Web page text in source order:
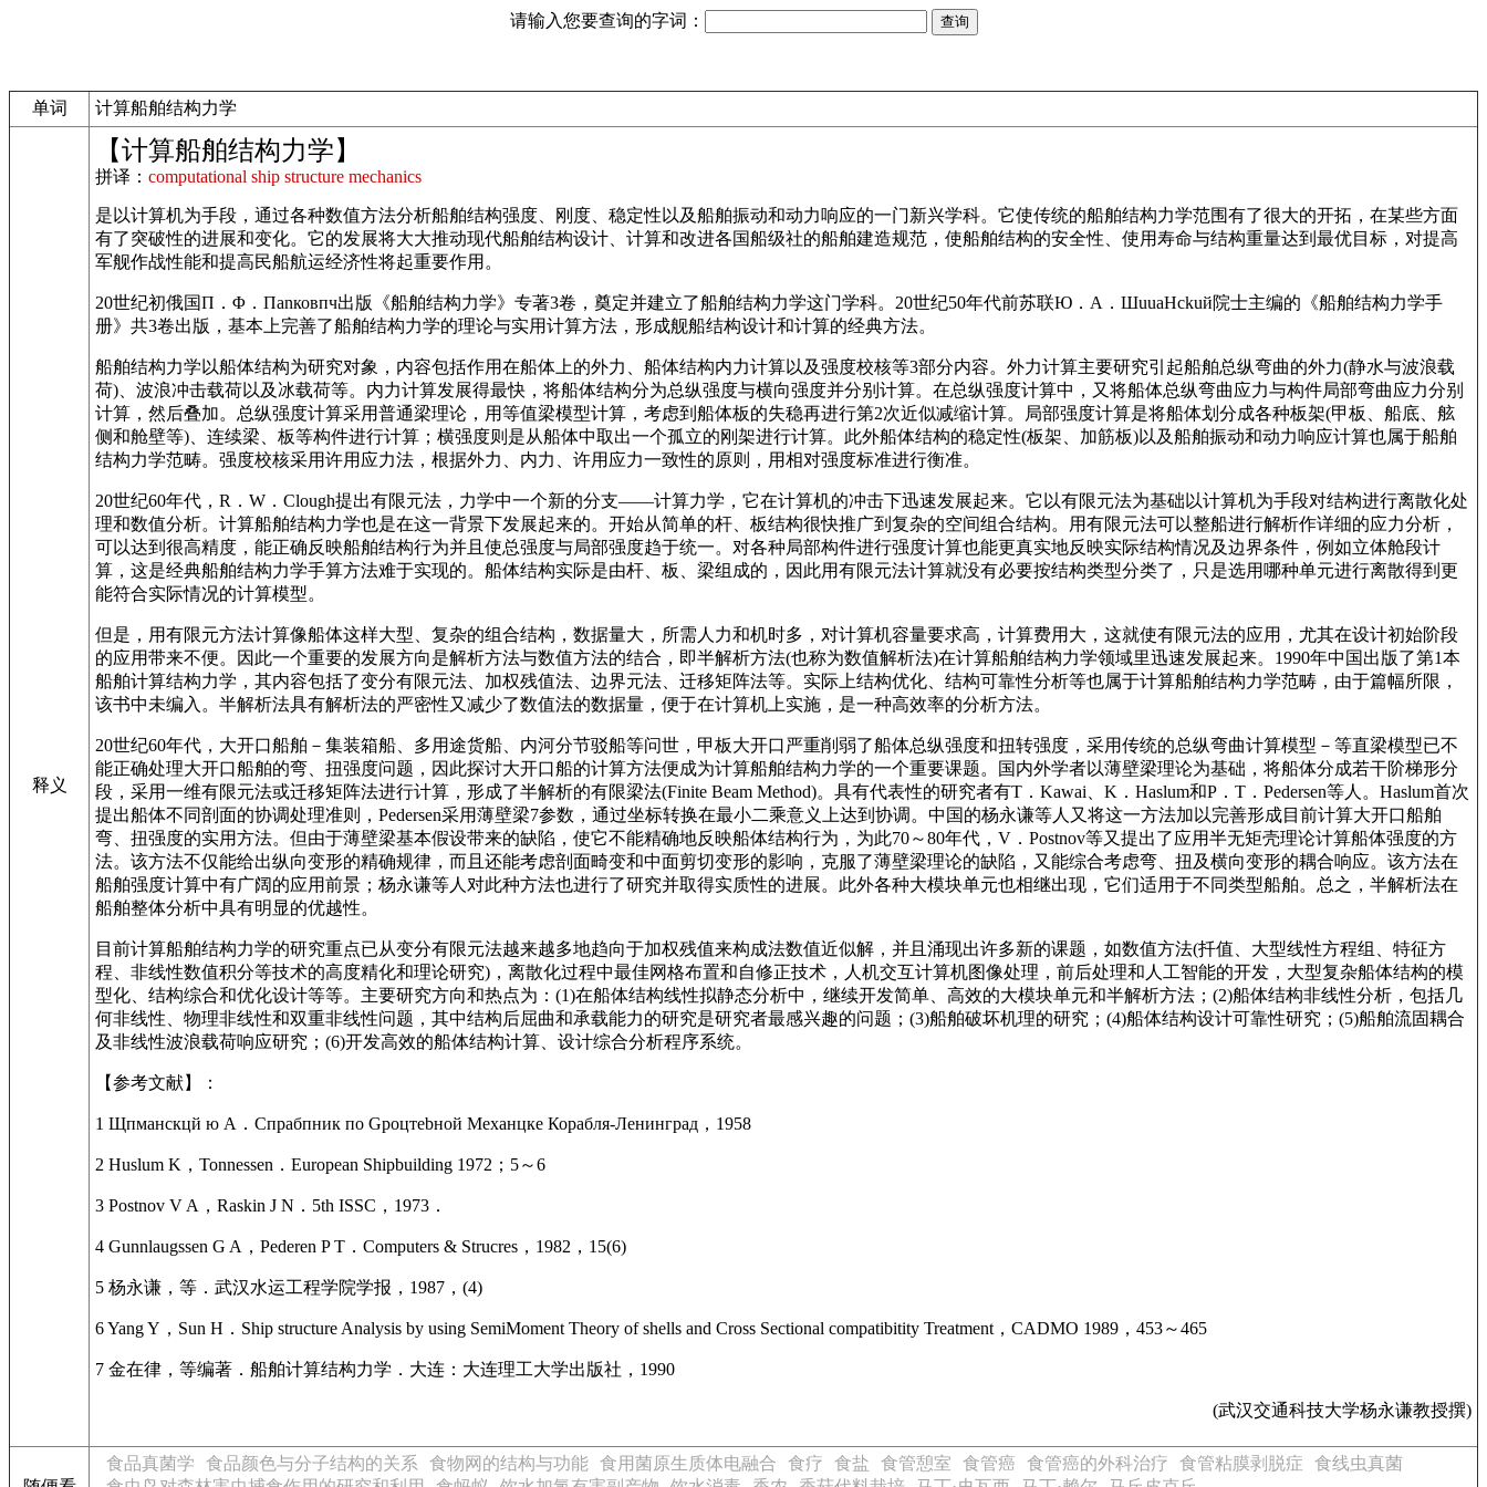
请输入您要查询的字词：
单词 计算船舶结构力学
释义
【计算船舶结构力学】
拼译： computational ship structure mechanics
是以计算机为手段，通过各种数值方法分析船舶结构强度、刚度、稳定性以及船舶振动和动力响应的一门新兴学科。它使传统的船舶结构力学范围有了很大的开拓，在某些方面
有了突破性的进展和变化。它的发展将大大推动现代船舶结构设计、计算和改进各国船级社的船舶建造规范，使船舶结构的安全性、使用寿命与结构重量达到最优目标，对提高
军舰作战性能和提高民船航运经济性将起重要作用。
20世纪初俄国П．Φ．Пanковпч出版《船舶结构力学》专著3卷，奠定并建立了船舶结构力学这门学科。20世纪50年代前苏联Ю．А．ШuuaHckuй院士主编的《船舶结构力学手
册》共3卷出版，基本上完善了船舶结构力学的理论与实用计算方法，形成舰船结构设计和计算的经典方法。
船舶结构力学以船体结构为研究对象，内容包括作用在船体上的外力、船体结构内力计算以及强度校核等3部分内容。外力计算主要研究引起船舶总纵弯曲的外力(静水与波浪载
荷)、波浪冲击载荷以及冰载荷等。内力计算发展得最快，将船体结构分为总纵强度与横向强度并分别计算。在总纵强度计算中，又将船体总纵弯曲应力与构件局部弯曲应力分别
计算，然后叠加。总纵强度计算采用普通梁理论，用等值梁模型计算，考虑到船体板的失稳再进行第2次近似减缩计算。局部强度计算是将船体划分成各种板架(甲板、船底、舷
侧和舱壁等)、连续梁、板等构件进行计算；横强度则是从船体中取出一个孤立的刚架进行计算。此外船体结构的稳定性(板架、加筋板)以及船舶振动和动力响应计算也属于船舶
结构力学范畴。强度校核采用许用应力法，根据外力、内力、许用应力一致性的原则，用相对强度标准进行衡准。
20世纪60年代，R．W．Clough提出有限元法，力学中一个新的分支——计算力学，它在计算机的冲击下迅速发展起来。它以有限元法为基础以计算机为手段对结构进行离散化处
理和数值分析。计算船舶结构力学也是在这一背景下发展起来的。开始从简单的杆、板结构很快推广到复杂的空间组合结构。用有限元法可以整船进行解析作详细的应力分析，
可以达到很高精度，能正确反映船舶结构行为并且使总强度与局部强度趋于统一。对各种局部构件进行强度计算也能更真实地反映实际结构情况及边界条件，例如立体舱段计
算，这是经典船舶结构力学手算方法难于实现的。船体结构实际是由杆、板、梁组成的，因此用有限元法计算就没有必要按结构类型分类了，只是选用哪种单元进行离散得到更
能符合实际情况的计算模型。
但是，用有限元方法计算像船体这样大型、复杂的组合结构，数据量大，所需人力和机时多，对计算机容量要求高，计算费用大，这就使有限元法的应用，尤其在设计初始阶段
的应用带来不便。因此一个重要的发展方向是解析方法与数值方法的结合，即半解析方法(也称为数值解析法)在计算船舶结构力学领域里迅速发展起来。1990年中国出版了第1本
船舶计算结构力学，其内容包括了变分有限元法、加权残值法、边界元法、迁移矩阵法等。实际上结构优化、结构可靠性分析等也属于计算船舶结构力学范畴，由于篇幅所限，
该书中未编入。半解析法具有解析法的严密性又减少了数值法的数据量，便于在计算机上实施，是一种高效率的分析方法。
20世纪60年代，大开口船舶－集装箱船、多用途货船、内河分节驳船等问世，甲板大开口严重削弱了船体总纵强度和扭转强度，采用传统的总纵弯曲计算模型－等直梁模型已不
能正确处理大开口船舶的弯、扭强度问题，因此探讨大开口船的计算方法便成为计算船舶结构力学的一个重要课题。国内外学者以薄壁梁理论为基础，将船体分成若干阶梯形分
段，采用一维有限元法或迁移矩阵法进行计算，形成了半解析的有限梁法(Finite Beam Method)。具有代表性的研究者有T．Kawai、K．Haslum和P．T．Pedersen等人。Haslum首次
提出船体不同剖面的协调处理准则，Pedersen采用薄壁梁7参数，通过坐标转换在最小二乘意义上达到协调。中国的杨永谦等人又将这一方法加以完善形成目前计算大开口船舶
弯、扭强度的实用方法。但由于薄壁梁基本假设带来的缺陷，使它不能精确地反映船体结构行为，为此70～80年代，V．Postnov等又提出了应用半无矩壳理论计算船体强度的方
法。该方法不仅能给出纵向变形的精确规律，而且还能考虑剖面畸变和中面剪切变形的影响，克服了薄壁梁理论的缺陷，又能综合考虑弯、扭及横向变形的耦合响应。该方法在
船舶强度计算中有广阔的应用前景；杨永谦等人对此种方法也进行了研究并取得实质性的进展。此外各种大模块单元也相继出现，它们适用于不同类型船舶。总之，半解析法在
船舶整体分析中具有明显的优越性。
目前计算船舶结构力学的研究重点已从变分有限元法越来越多地趋向于加权残值来构成法数值近似解，并且涌现出许多新的课题，如数值方法(扦值、大型线性方程组、特征方
程、非线性数值积分等技术的高度精化和理论研究)，离散化过程中最佳网格布置和自修正技术，人机交互计算机图像处理，前后处理和人工智能的开发，大型复杂船体结构的模
型化、结构综合和优化设计等等。主要研究方向和热点为：(1)在船体结构线性拟静态分析中，继续开发简单、高效的大模块单元和半解析方法；(2)船体结构非线性分析，包括几
何非线性、物理非线性和双重非线性问题，其中结构后屈曲和承载能力的研究是研究者最感兴趣的问题；(3)船舶破坏机理的研究；(4)船体结构设计可靠性研究；(5)船舶流固耦合
及非线性波浪载荷响应研究；(6)开发高效的船体结构计算、设计综合分析程序系统。
【参考文献】：
1 Щпмaнcкцй ю А．Cпpабпник по Gроцтebной Мeхaнцке Коpaбля-Лeнингpaд，1958
2 Huslum K，Tonnessen．European Shipbuilding 1972；5～6
3 Postnov V A，Raskin J N．5th ISSC，1973．
4 Gunnlaugssen G A，Pederen P T．Computers & Strucres，1982，15(6)
5 杨永谦，等．武汉水运工程学院学报，1987，(4)
6 Yang Y，Sun H．Ship structure Analysis by using SemiMoment Theory of shells and Cross Sectional compatibitity Treatment，CADMO 1989，453～465
7 金在律，等编著．船舶计算结构力学．大连：大连理工大学出版社，1990
(武汉交通科技大学杨永谦教授撰)
食品真菌学 食品颜色与分子结构的关系 食物网的结构与功能 食用菌原生质体电融合 食疗 食盐 食管憩室 食管癌 食管癌的外科治疗 食管粘膜剥脱症
食线虫真菌